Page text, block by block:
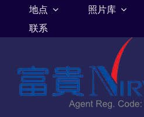
content
地点 照片库
联系